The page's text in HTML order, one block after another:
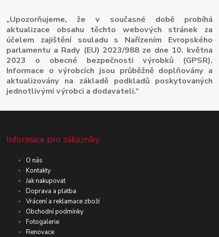
„Upozorňujeme, že v současné době probíhá
aktualizace obsahu těchto webových stránek za
účelem zajištění souladu s Nařízením Evropského
parlamentu a Rady (EU) 2023/988 ze dne 10. května
2023 o obecné bezpečnosti výrobků (GPSR).
Informace o výrobcích jsou průběžně doplňovány a
aktualizovány na základě podkladů poskytovaných
jednotlivými výrobci a dodavateli.“
Informace pro zákazníky
O nás
Kontakty
Jak nakupovat
Doprava a platba
Vrácení a reklamace zboží
Obchodní podmínky
Fotogalerie
Renovace